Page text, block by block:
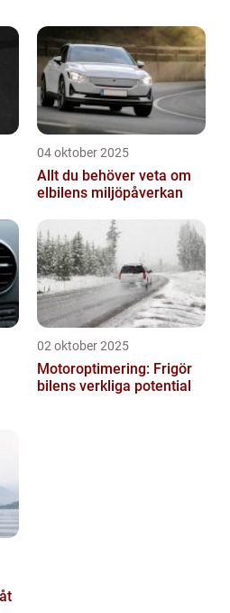
04 oktober 2025
Allt du behöver veta om
elbilens miljöpåverkan
02 oktober 2025
Motoroptimering: Frigör
bilens verkliga potential